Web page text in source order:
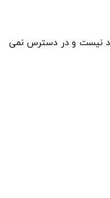
نیست و در دسترس نمی